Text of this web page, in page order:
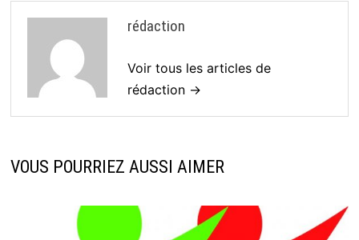
rédaction
Voir tous les articles de
rédaction →
VOUS POURRIEZ AUSSI AIMER